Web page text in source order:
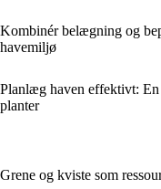
Kombinér belægning og
havemiljø
Planlæg haven effektivt: En
planter
Grene og kviste som